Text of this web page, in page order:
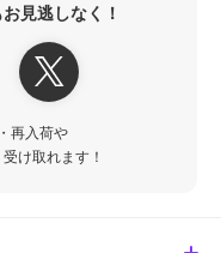
見逃しなく！
再入荷や
け取れます！